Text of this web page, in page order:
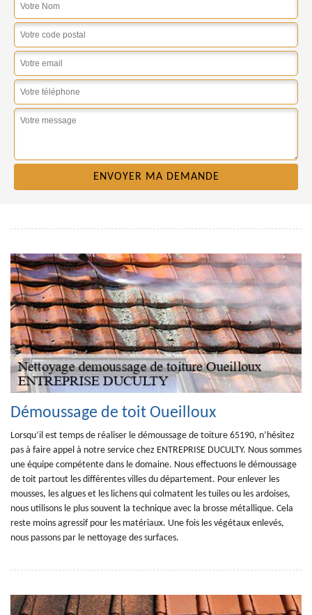
Démoussage de toit Oueilloux
Lorsqu’il est temps de réaliser le démoussage de toiture 65190, n’hésitez
pas à faire appel à notre service chez ENTREPRISE DUCULTY. Nous sommes
une équipe compétente dans le domaine. Nous effectuons le démoussage
de toit partout les différentes villes du département. Pour enlever les
mousses, les algues et les lichens qui colmatent les tuiles ou les ardoises,
nous utilisons le plus souvent la technique avec la brosse métallique. Cela
reste moins agressif pour les matériaux. Une fois les végétaux enlevés,
nous passons par le nettoyage des surfaces.